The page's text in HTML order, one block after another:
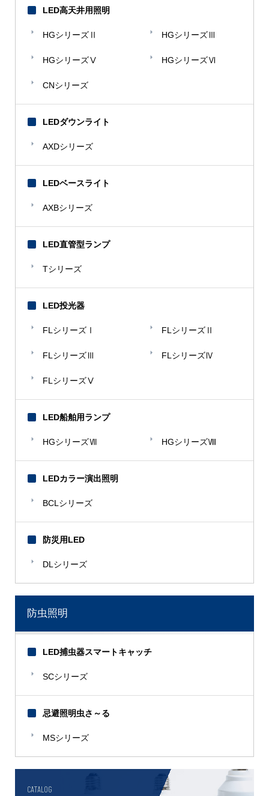
LED高天井用照明
HGシリーズⅡ HGシリーズⅢ
HGシリーズⅤ HGシリーズⅥ
CNシリーズ
LEDダウンライト
AXDシリーズ
LEDベースライト
AXBシリーズ
LED直管型ランプ
Tシリーズ
LED投光器
FLシリーズⅠ FLシリーズⅡ
FLシリーズⅢ FLシリーズⅣ
FLシリーズⅤ
LED船舶用ランプ
HGシリーズⅦ HGシリーズⅧ
LEDカラー演出照明
BCLシリーズ
防災用LED
DLシリーズ
防虫照明
LED捕虫器スマートキャッチ
SCシリーズ
忌避照明虫さ～る
MSシリーズ
CATALOG